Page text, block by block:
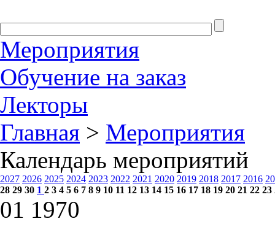
Мероприятия
Обучение на заказ
Лекторы
Главная > Мероприятия
Календарь мероприятий
2027 2026 2025 2024 2023 2022 2021 2020 2019 2018 2017 2016
28 29 30 1 2 3 4 5 6 7 8 9 10 11 12 13 14 15 16 17 18 19 20 21 22 23
01 1970